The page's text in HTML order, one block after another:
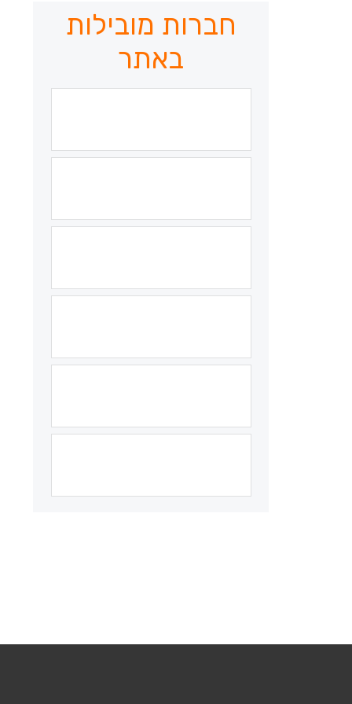
חברות מובילות
באתר